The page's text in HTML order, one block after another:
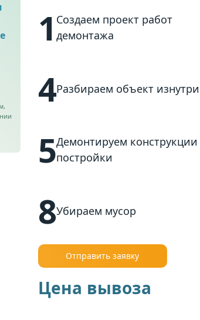
1 Создаем проект работ
демонтажа
4Разбираем объект изнутри
5Демонтируем конструкции
постройки
8Убираем мусор
Отправить заявку
Цена вывоза